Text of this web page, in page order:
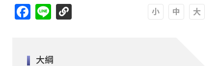
Facebook
Line
大綱